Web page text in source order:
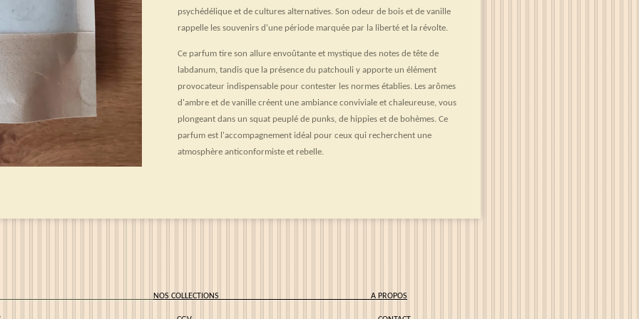
psychédélique et de cultures alternatives. Son odeur de bois et de vanille
rappelle les souvenirs d'une période marquée par la liberté et la révolte.
Ce parfum tire son allure envoûtante et mystique des notes de tête de
labdanum, tandis que la présence du patchouli y apporte un élément
provocateur indispensable pour contester les normes établies. Les arômes
d'ambre et de vanille créent une ambiance conviviale et chaleureuse, vous
plongeant dans un squat peuplé de punks, de hippies et de bohèmes. Ce
parfum est l'accompagnement idéal pour ceux qui recherchent une
atmosphère anticonformiste et rebelle.
NOS COLLECTIONS A PROPOS